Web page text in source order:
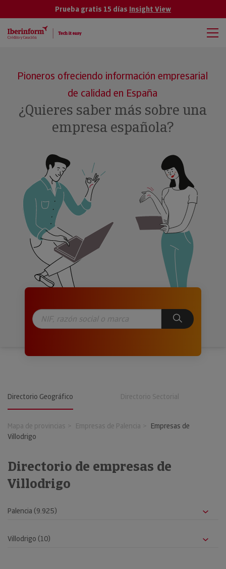
Prueba gratis 15 días Insight View
Pioneros ofreciendo información empresarial
de calidad en España
¿Quieres saber más sobre una
empresa española?
Directorio Geográfico Directorio Sectorial
Mapa de provincias Empresas de Palencia
Empresas de
Villodrigo
Directorio de empresas de
Villodrigo